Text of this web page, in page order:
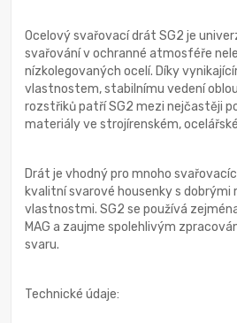
Ocelový svařovací drát SG2 je
svařování v ochranné atmosféře
nízkolegovaných ocelí. Díky
vlastnostem, stabilnímu vedení
rozstřiků patří SG2 mezi nejčastěji
materiály ve strojírenském,
Drát je vhodný pro mnoho
kvalitní svarové housenky s dobrými
vlastnostmi. SG2 se používá
MAG a zaujme spolehlivým
svaru.
Technické údaje: